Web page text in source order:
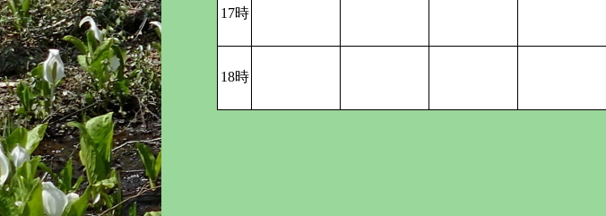
17時
18時